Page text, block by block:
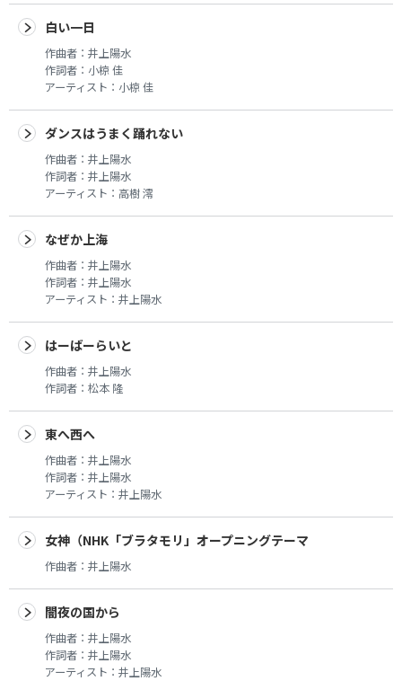
白い一日
作曲者： 井上陽水
作詞者： 小椋 佳
アーティスト： 小椋 佳
ダンスはうまく踊れない
作曲者： 井上陽水
作詞者： 井上陽水
アーティスト： 高樹 澪
なぜか上海
作曲者： 井上陽水
作詞者： 井上陽水
アーティスト： 井上陽水
はーばーらいと
作曲者： 井上陽水
作詞者： 松本 隆
東へ西へ
作曲者： 井上陽水
作詞者： 井上陽水
アーティスト： 井上陽水
女神（NHK「ブラタモリ」オープニングテーマ
作曲者： 井上陽水
闇夜の国から
作曲者： 井上陽水
作詞者： 井上陽水
アーティスト： 井上陽水